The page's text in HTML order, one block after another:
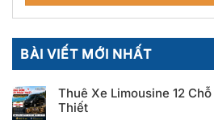
BÀI VIẾT MỚI NHẤT
Thuê Xe Limousine 12
Thiết